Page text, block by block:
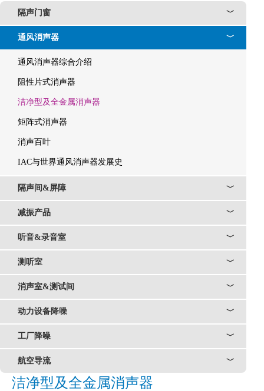
﹀
隔声门窗
﹀
通风消声器
通风消声器综合介绍
阻性片式消声器
洁净型及全金属消声器
矩阵式消声器
消声百叶
IAC与世界通风消声器发展史
﹀
隔声间&屏障
﹀
减振产品
﹀
听音&录音室
﹀
测听室
﹀
消声室&测试间
﹀
动力设备降噪
﹀
工厂降噪
﹀
航空导流
洁净型及全金属消声器